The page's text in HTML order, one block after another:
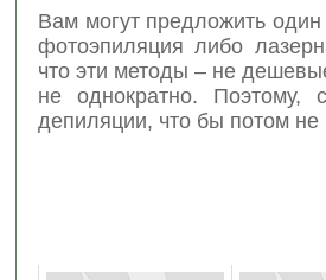
Вам могут предложить
фотоэпиляция либо
что эти методы – не
не однократно. Поэтому,
депиляции, что бы потом